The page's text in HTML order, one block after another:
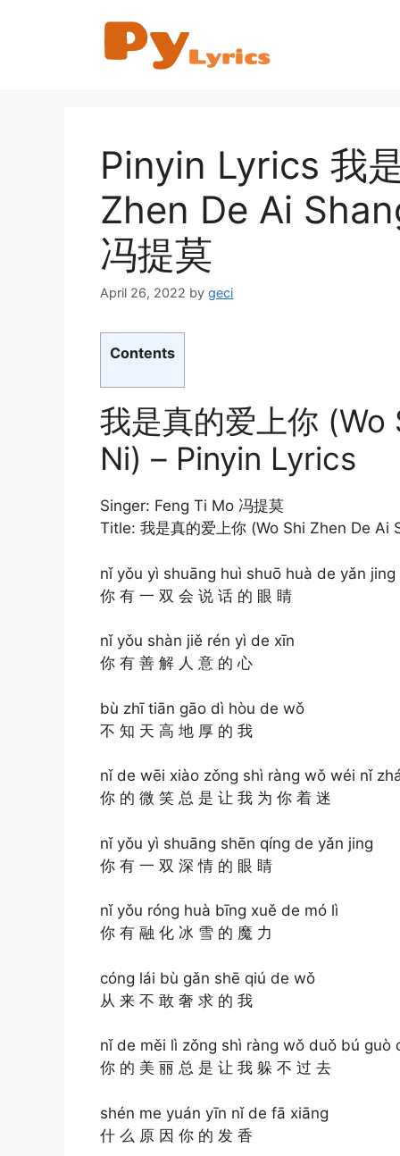
Pinyin Lyrics 我
Zhen De Ai
冯提莫
April 26, 2022 by geci
Contents
我是真的爱上你
Ni) – Pinyin Lyrics
Singer: Feng Ti Mo 冯提莫
Title: 我是真的爱上你 (Wo Shi Zhen De Ai
nǐ yǒu yì shuāng huì shuō huà de yǎn jing
你 有 一 双 会 说 话 的 眼 睛
nǐ yǒu shàn jiě rén yì de xīn
你 有 善 解 人 意 的 心
bù zhī tiān gāo dì hòu de wǒ
不 知 天 高 地 厚 的 我
nǐ de wēi xiào zǒng shì ràng wǒ wéi nǐ
你 的 微 笑 总 是 让 我 为 你 着 迷
nǐ yǒu yì shuāng shēn qíng de yǎn jing
你 有 一 双 深 情 的 眼 睛
nǐ yǒu róng huà bīng xuě de mó lì
你 有 融 化 冰 雪 的 魔 力
cóng lái bù gǎn shē qiú de wǒ
从 来 不 敢 奢 求 的 我
nǐ de měi lì zǒng shì ràng wǒ duǒ bú guò
你 的 美 丽 总 是 让 我 躲 不 过 去
shén me yuán yīn nǐ de fā xiāng
什 么 原 因 你 的 发 香